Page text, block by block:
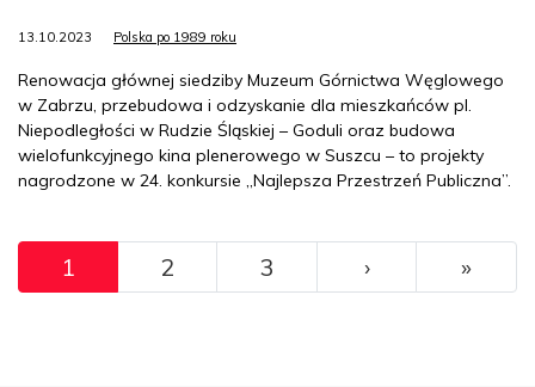
13.10.2023 Polska po 1989 roku
Renowacja głównej siedziby Muzeum Górnictwa Węglowego
w Zabrzu, przebudowa i odzyskanie dla mieszkańców pl.
Niepodległości w Rudzie Śląskiej – Goduli oraz budowa
wielofunkcyjnego kina plenerowego w Suszcu – to projekty
nagrodzone w 24. konkursie „Najlepsza Przestrzeń Publiczna”.
Pagination
1 2 3 ››› »